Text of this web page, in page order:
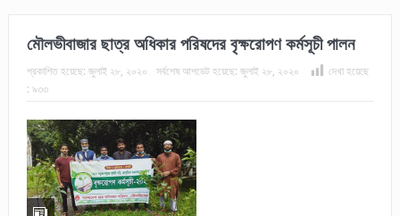
মৌলভীবাজার ছাত্র অধিকার পরিষদের বৃক্ষরোপণ কর্মসূচী পালন
প্রকাশিত হয়েছে: জুলাই ২৮, ২০২০ সর্বশেষ আপডেট হয়েছে: জুলাই ২৮, ২০২০
দেখা হয়েছে
: ৯৩৩